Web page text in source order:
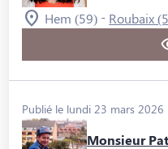
Hem (59) - Roubaix
Publié le lundi 23 mars 2026
Monsieur